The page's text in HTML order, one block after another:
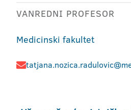
VANREDNI PROFESOR
Medicinski fakultet